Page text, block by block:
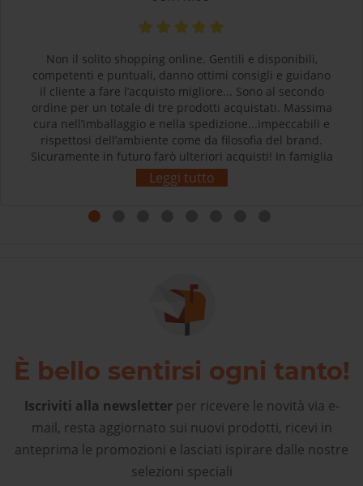
Non il solito shopping online. Gentili e disponibili,
competenti e puntuali, danno ottimi consigli e guidano
il cliente a fare l’acquisto migliore... Sono al secondo
ordine per un totale di tre prodotti acquistati. Massima
cura nell’imballaggio e nella spedizione...impeccabili e
rispettosi dell’ambiente come da filosofia del brand.
Sicuramente in futuro farò ulteriori acquisti! In famiglia
siamo tutti soddisfatti e contenti dei nostri acquisti.
Grazie! L’esperienza d’acquisto con Sherpa3 è stata
Leggi tutto
È bello sentirsi ogni tanto!
Iscriviti alla newsletterper ricevere le novità via e-
mail, resta aggiornato sui nuovi prodotti, ricevi in
anteprima le promozioni e lasciati ispirare dalle nostre
selezioni speciali